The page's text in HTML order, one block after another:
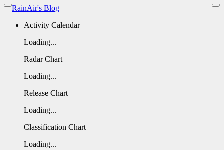
RainAir's Blog
Activity Calendar
Loading...
Radar Chart
Loading...
Release Chart
Loading...
Classification Chart
Loading...